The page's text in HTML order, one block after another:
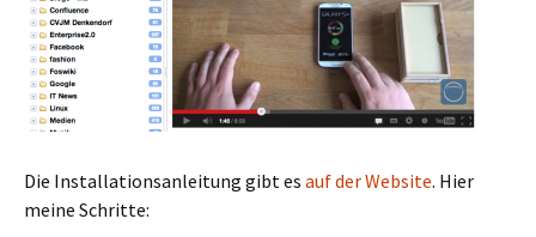
Die Installationsanleitung gibt es auf der Website. Hier
meine Schritte: